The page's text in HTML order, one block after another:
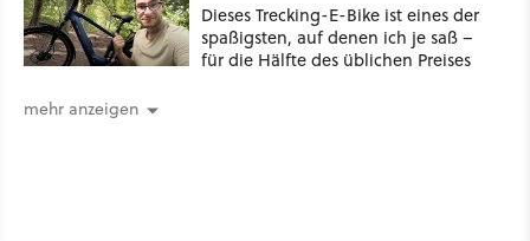
Dieses Trecking-E-Bike ist eines der
spaßigsten, auf denen ich je saß –
für die Hälfte des üblichen Preises
mehr anzeigen